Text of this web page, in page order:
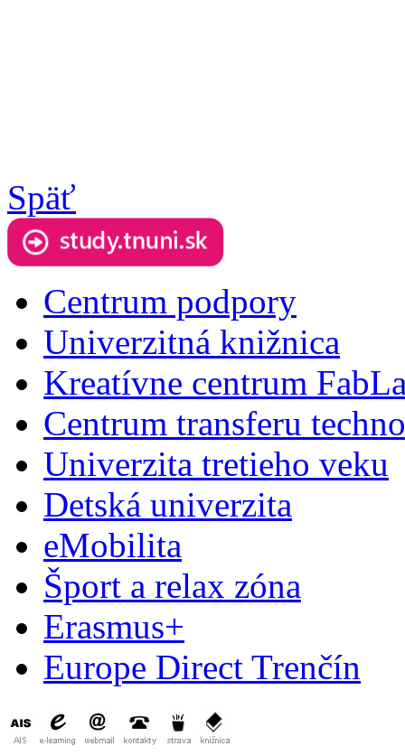
Späť
Centrum podpory
Univerzitná knižnica
Kreatívne centrum
Centrum transferu
Univerzita tretieho veku
Detská univerzita
eMobilita
Šport a relax zóna
Erasmus+
Europe Direct Trenčín